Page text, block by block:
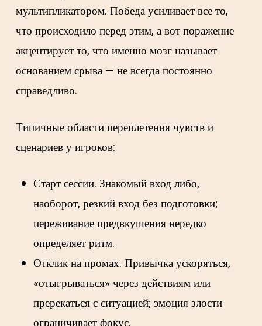
мультипликатором. Победа усиливает все то,
что происходило перед этим, а вот поражение
акцентирует то, что именно мозг называет
основанием срыва — не всегда постоянно
справедливо.
Типичные области переплетения чувств и
сценариев у игроков:
Старт сессии. Знакомый вход либо,
наоборот, резкий вход без подготовки;
переживание предвкушения нередко
определяет ритм.
Отклик на промах. Привычка ускоряться,
«отыгрываться» через действиям или
пререкаться с ситуацией; эмоция злости